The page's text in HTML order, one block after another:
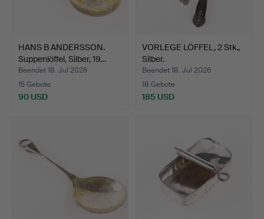
HANS B ANDERSSON.
Suppenlöffel, Silber, 19…
Beendet 18. Jul 2026
15 Gebote
90 USD
VORLEGE LÖFFEL, 2 Stk.,
Silber.
Beendet 18. Jul 2026
18 Gebote
185 USD